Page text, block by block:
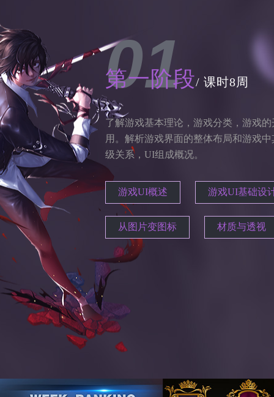
01
第一阶段/ 课时8周
了解游戏基本理论，游戏分类，游戏
用。解析游戏界面的整体布局和游戏
级关系，UI组成概况。
游戏UI概述 游戏UI基础设
从图片变图标 材质与透视